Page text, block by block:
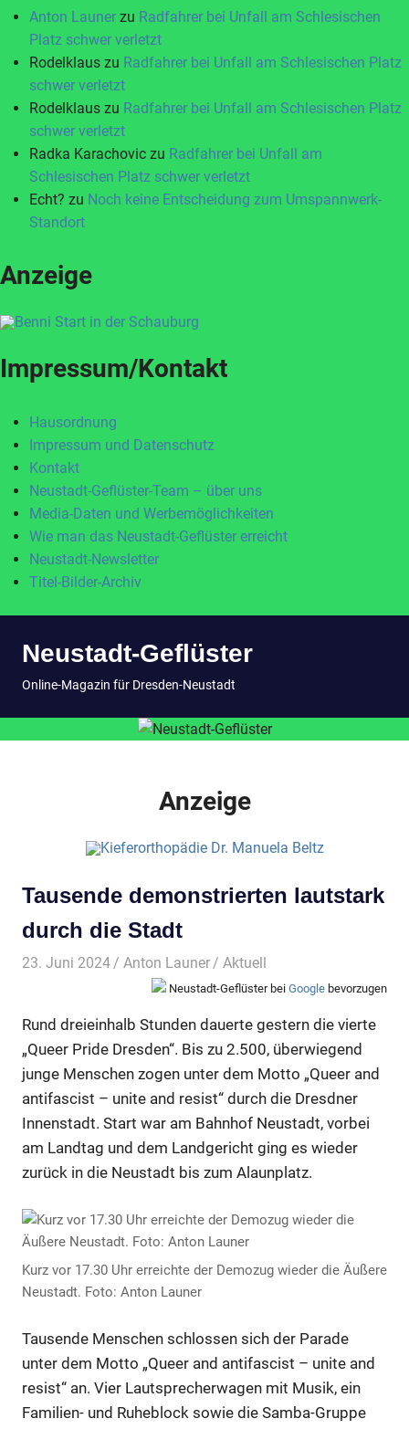
Anton Launer zu Radfahrer bei Unfall am Schlesischen
Platz schwer verletzt
Rodelklaus zu Radfahrer bei Unfall am Schlesischen Platz
schwer verletzt
Rodelklaus zu Radfahrer bei Unfall am Schlesischen Platz
schwer verletzt
Radka Karachovic zu Radfahrer bei Unfall am
Schlesischen Platz schwer verletzt
Echt? zu Noch keine Entscheidung zum Umspannwerk-
Standort
Anzeige
Impressum/Kontakt
Hausordnung
Impressum und Datenschutz
Kontakt
Neustadt-Geflüster-Team – über uns
Media-Daten und Werbemöglichkeiten
Wie man das Neustadt-Geflüster erreicht
Neustadt-Newsletter
Titel-Bilder-Archiv
InhaltNeustadt-Geflüster
Online-Magazin für Dresden-Neustadt
Anzeige
Tausende demonstrierten lautstark
durch die Stadt
23. Juni 2024 Anton Launer Aktuell
Neustadt-Geflüster bei Google bevorzugen
Rund dreieinhalb Stunden dauerte gestern die vierte
„Queer Pride Dresden“. Bis zu 2.500, überwiegend
junge Menschen zogen unter dem Motto „Queer and
antifascist – unite and resist“ durch die Dresdner
Innenstadt. Start war am Bahnhof Neustadt, vorbei
am Landtag und dem Landgericht ging es wieder
zurück in die Neustadt bis zum Alaunplatz.
Kurz vor 17.30 Uhr erreichte der Demozug wieder die Äußere
Neustadt. Foto: Anton Launer
Tausende Menschen schlossen sich der Parade
unter dem Motto „Queer and antifascist – unite and
resist“ an. Vier Lautsprecherwagen mit Musik, ein
Familien- und Ruheblock sowie die Samba-Gruppe